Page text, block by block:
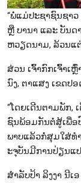
“ພໍ່ແມ່ປະຊາຊົນຊາວ
ຫຼື ບານາ ແລະ ບັນ
ຫວຽດນາມ, ລ້ວນແ
ສ່​ວ​ນ​ ເຈົ້າກົກເຈົ້າ​ເ
ນົງ, ຕາ​ແສງ ເຂດປ
“ໂດຍເດີນ​ຕາມ​ພັກ,
ຊົນ​ພ້ອມ​ກັນ​ຕໍ່​ສູ້​ເພື່ອ​
ພາບ​ແລ້ວກໍ່​ສຸມ​ໃສ່​ທ
ະ​ຈຸ​ບັນ​ມີ​ການ​ປ່ຽນ​ແປ
ສຳ​ລັບ​ປ້າ ລິງ​ງາ ນີ​ເ